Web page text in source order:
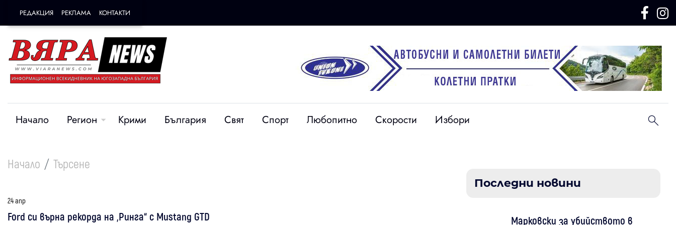
РЕДАКЦИЯ РЕКЛАМА КОНТАКТИ
Начало Регион Крими България Свят Спорт Любопитно Скорости Избори
Начало Търсене
24 апр
Ford си върна рекорда на „Ринга“ с Mustang GTD
Последни новини
Марковски за убийството в